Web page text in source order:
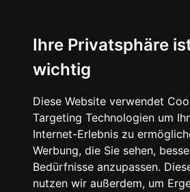
Ihre Privatsphäre
wichtig
Diese Website verwendet
Targeting Technologien um
Internet-Erlebnis zu
Werbung, die Sie sehen,
Bedürfnisse anzupassen.
nutzen wir außerdem, um